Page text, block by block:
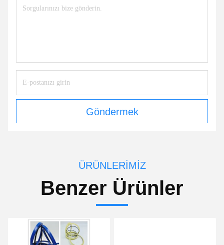
Göndermek
ÜRÜNLERIMIZ
Benzer Ürünler